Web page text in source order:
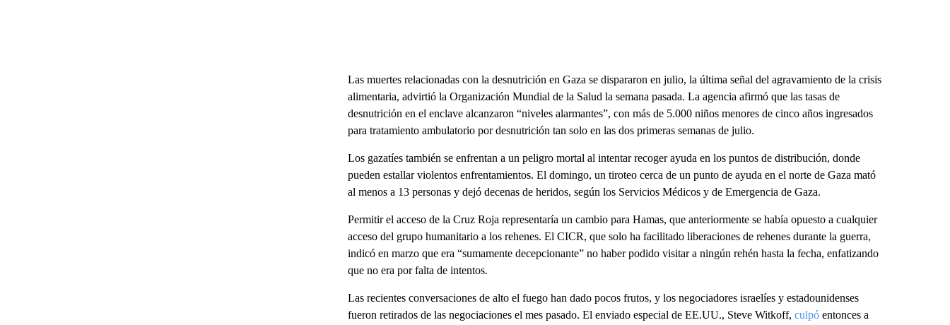
Las muertes relacionadas con la desnutrición en Gaza se dispararon en julio, la última señal del agravamiento de la crisis
alimentaria, advirtió la Organización Mundial de la Salud la semana pasada. La agencia afirmó que las tasas de
desnutrición en el enclave alcanzaron “niveles alarmantes”, con más de 5.000 niños menores de cinco años ingresados
para tratamiento ambulatorio por desnutrición tan solo en las dos primeras semanas de julio.
Los gazatíes también se enfrentan a un peligro mortal al intentar recoger ayuda en los puntos de distribución, donde
pueden estallar violentos enfrentamientos. El domingo, un tiroteo cerca de un punto de ayuda en el norte de Gaza mató
al menos a 13 personas y dejó decenas de heridos, según los Servicios Médicos y de Emergencia de Gaza.
Permitir el acceso de la Cruz Roja representaría un cambio para Hamas, que anteriormente se había opuesto a cualquier
acceso del grupo humanitario a los rehenes. El CICR, que solo ha facilitado liberaciones de rehenes durante la guerra,
indicó en marzo que era “sumamente decepcionante” no haber podido visitar a ningún rehén hasta la fecha, enfatizando
que no era por falta de intentos.
Las recientes conversaciones de alto el fuego han dado pocos frutos, y los negociadores israelíes y estadounidenses
fueron retirados de las negociaciones el mes pasado. El enviado especial de EE.UU., Steve Witkoff, culpóentonces a